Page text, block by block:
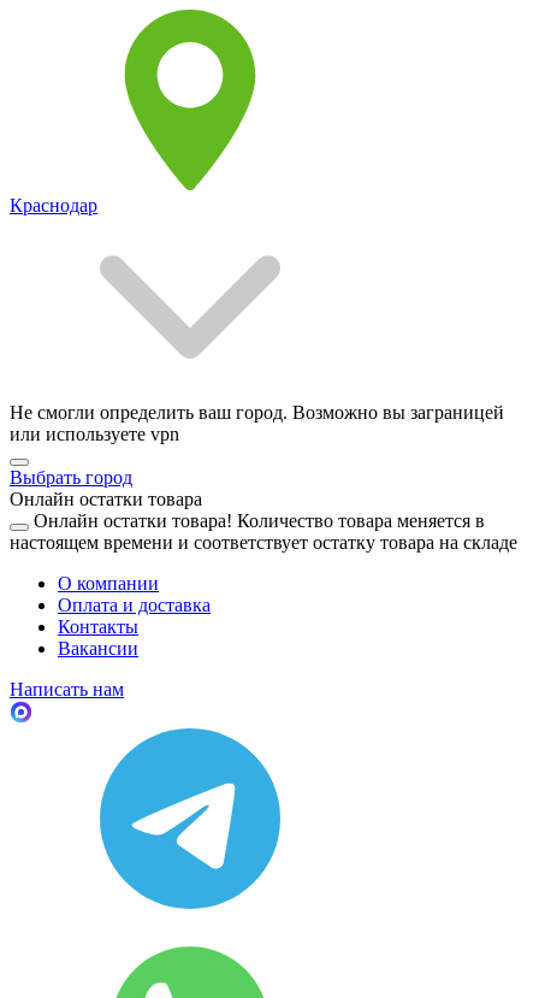
Краснодар
Не смогли определить ваш город. Возможно вы заграницей
или используете vpn
Выбрать город
Онлайн остатки товара
Онлайн остатки товара! Количество товара меняется в
настоящем времени и соответствует остатку товара на складе
О компании
Оплата и доставка
Контакты
Вакансии
Написать нам